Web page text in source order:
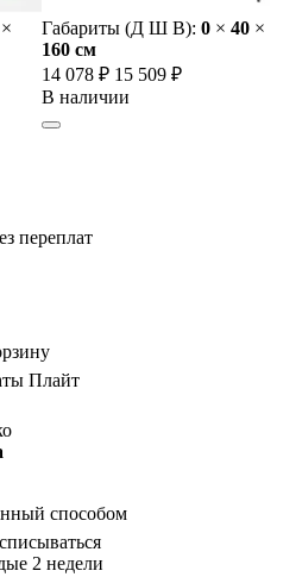
×
Габариты (Д Ш В): 0 × 40 ×
160 cм
14 078 ₽ 15 509 ₽
В наличии
переплат
Плайт
способом
2 недели